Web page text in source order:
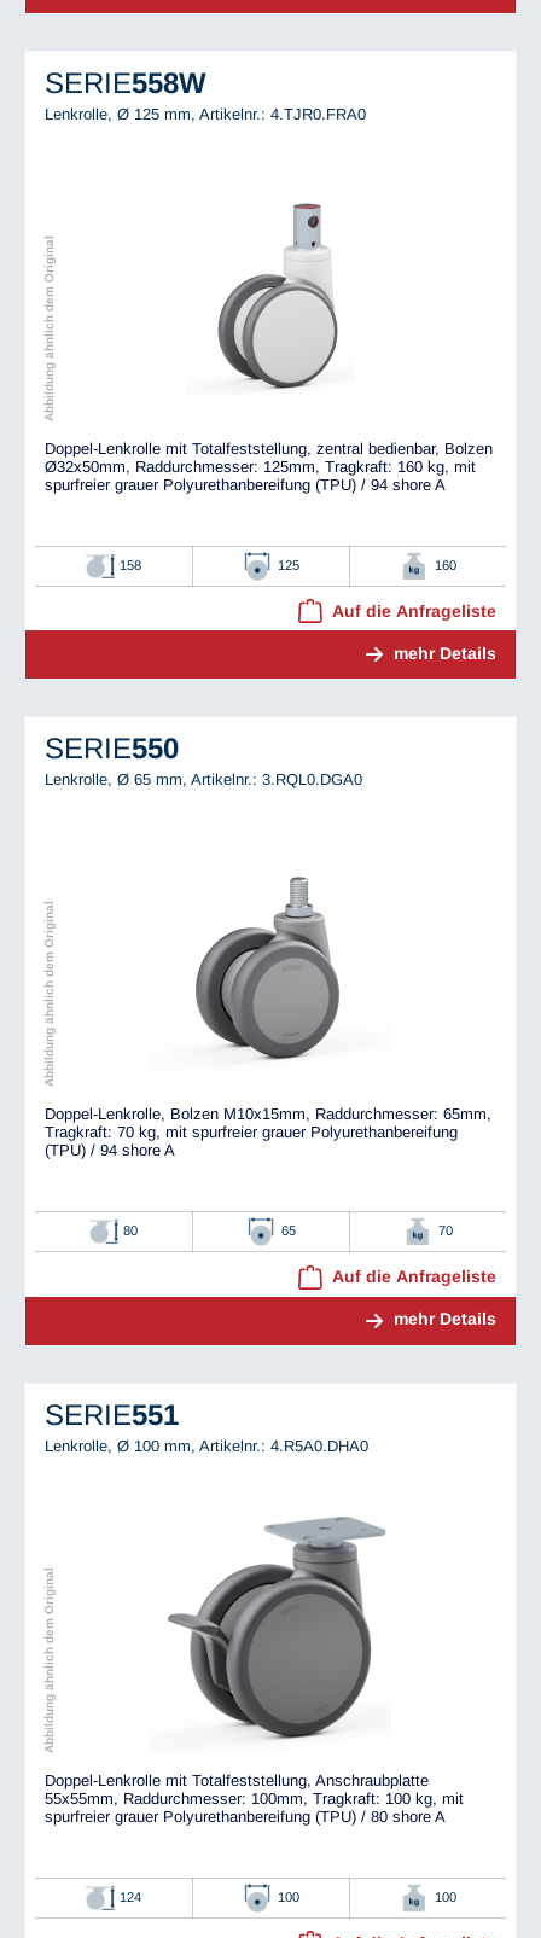
SERIE558W
Lenkrolle, Ø 125 mm, Artikelnr.: 4.TJR0.FRA0
Abbildung ähnlich dem Original
Doppel-Lenkrolle mit Totalfeststellung, zentral bedienbar, Bolzen
Ø32x50mm, Raddurchmesser: 125mm, Tragkraft: 160 kg, mit
spurfreier grauer Polyurethanbereifung (TPU) / 94 shore A
158 125 160
Auf die Anfrageliste
mehr Details
SERIE550
Lenkrolle, Ø 65 mm, Artikelnr.: 3.RQL0.DGA0
Abbildung ähnlich dem Original
Doppel-Lenkrolle, Bolzen M10x15mm, Raddurchmesser: 65mm,
Tragkraft: 70 kg, mit spurfreier grauer Polyurethanbereifung
(TPU) / 94 shore A
80 65 70
Auf die Anfrageliste
mehr Details
SERIE551
Lenkrolle, Ø 100 mm, Artikelnr.: 4.R5A0.DHA0
Abbildung ähnlich dem Original
Doppel-Lenkrolle mit Totalfeststellung, Anschraubplatte
55x55mm, Raddurchmesser: 100mm, Tragkraft: 100 kg, mit
spurfreier grauer Polyurethanbereifung (TPU) / 80 shore A
124 100 100